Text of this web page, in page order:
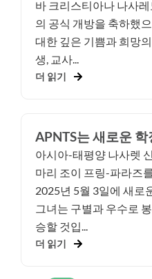
바 크리스티아나 나사
의 공식 개방을 축하했
대한 깊은 기쁨과 희망
생, 교사...
더 읽기
APNTS는 새로운
아시아-태평양 나사렛
마리 조이 프링-파라즈
2025년 5월 3일에 새로
그녀는 구별과 우수로
승할 것입...
더 읽기